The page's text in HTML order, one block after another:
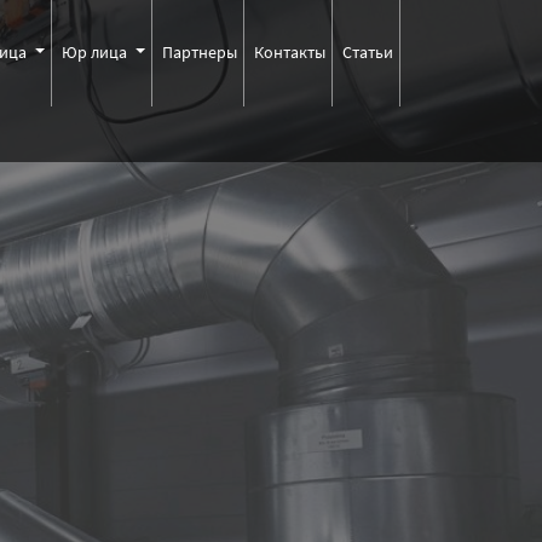
Юр лица Партнеры Контакты Статьи